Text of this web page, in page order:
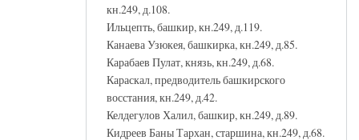
кн.249, д.108.
Ильцепть, башкир, кн.249, д.119.
Канаева Узюкея, башкирка, кн.249, д.85.
Карабаев Пулат, князь, кн.249, д.68.
Караскал, предводитель башкирского
восстания, кн.249, д.42.
Келдегулов Халил, башкир, кн.249, д.89.
Кидреев Баны Тархан, старшина, кн.249, д.68.